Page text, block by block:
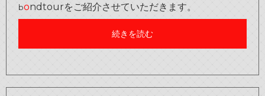
bondtourをご紹介させていただきます。
続きを読む